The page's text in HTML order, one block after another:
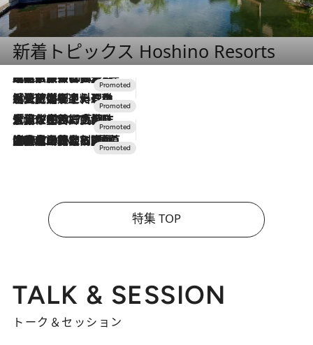
新着トピックス Hoshino Resorts
2026.7.31
【ホテル帰省】という選択肢をOMOが提案。家族とほどよい距離を保つには「昼は実家、夜は気兼ねなくホテルで！」
2026.7.24
【夏限定ディナーコース】旬を迎える稚鮎や花ズッキーニなどをイタリア・トスカーナの郷土料理の手法で満喫！
2026.7.17
「土佐和ハーブかき氷」がOMO7高知に登場！生姜、山椒、大葉など目にも舌にも涼を呼ぶ郷土の味
2026.7.10
NEW OPEN！【界 草津】名湯の地に誕生。趣の異なる2種の温泉と上州ならではの会席・蕎麦割烹など美食を味わう究極の癒やし旅
特集 TOP
TALK & SESSION
トーク＆セッション